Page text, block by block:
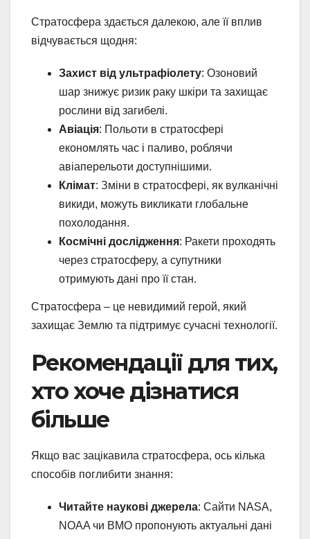
Стратосфера здається далекою, але її вплив
відчувається щодня:
Захист від ультрафіолету: Озоновий
шар знижує ризик раку шкіри та захищає
рослини від загибелі.
Авіація: Польоти в стратосфері
економлять час і паливо, роблячи
авіаперельоти доступнішими.
Клімат: Зміни в стратосфері, як вулканічні
викиди, можуть викликати глобальне
похолодання.
Космічні дослідження: Ракети проходять
через стратосферу, а супутники
отримують дані про її стан.
Стратосфера – це невидимий герой, який
захищає Землю та підтримує сучасні технології.
Рекомендації для тих,
хто хоче дізнатися
більше
Якщо вас зацікавила стратосфера, ось кілька
способів поглибити знання:
Читайте наукові джерела: Сайти NASA,
NOAA чи ВМО пропонують актуальні дані